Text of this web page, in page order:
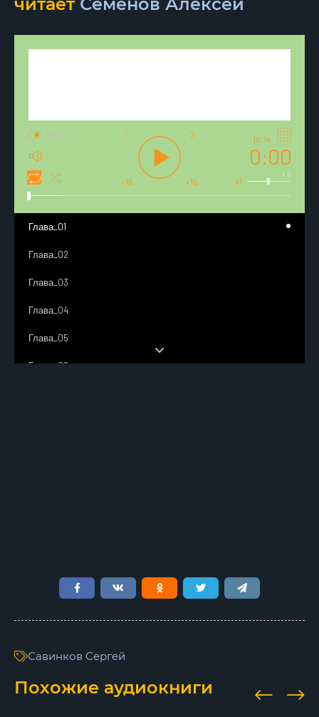
0:00
10:14
1.0
x1
-15 +15
AUTO
Глава_01
Глава_02
Глава_03
Глава_04
Глава_05
Глава_06
Савинков Сергей
Похожие аудиокниги